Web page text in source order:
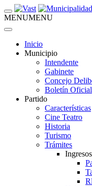
MENUMENU
Inicio
Municipio
Intendente
Gabinete
Concejo
Boletín Oficial
Partido
Características
Cine Teatro
Historia
Turismo
Trámites